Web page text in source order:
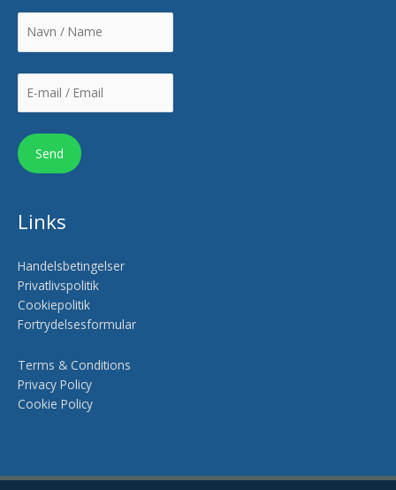
Links
Handelsbetingelser
Privatlivspolitik
Cookiepolitik
Fortrydelsesformular
Terms & Conditions
Privacy Policy
Cookie Policy